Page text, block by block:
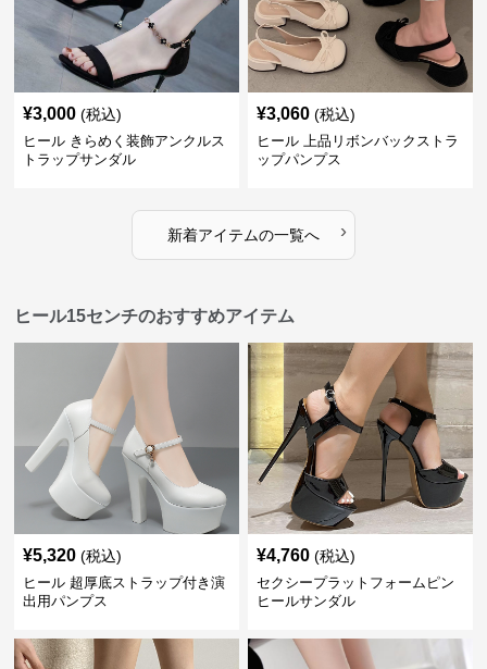
¥3,000 (税込)
ヒール きらめく装飾アンクルス
トラップサンダル
¥3,060 (税込)
ヒール 上品リボンバックストラ
ップパンプス
新着アイテムの一覧へ ›
ヒール15センチのおすすめアイテム
¥5,320 (税込)
ヒール 超厚底ストラップ付き演
出用パンプス
¥4,760 (税込)
セクシープラットフォームピン
ヒールサンダル